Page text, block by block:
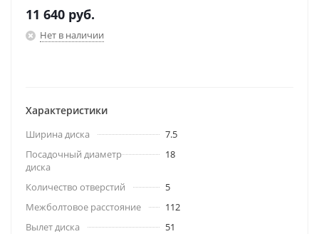
11 640 руб.
Нет в наличии
Характеристики
Ширина диска
7.5
Посадочный диаметр
диска
18
Количество отверстий
5
Межболтовое расстояние
112
Вылет диска
51